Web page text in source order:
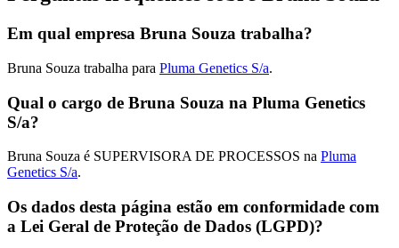
Em qual empresa Bruna Souza trabalha?
Bruna Souza trabalha para Pluma Genetics S/a.
Qual o cargo de Bruna Souza na Pluma Genetics
S/a?
Bruna Souza é SUPERVISORA DE PROCESSOS na Pluma
Genetics S/a.
Os dados desta página estão em conformidade com
a Lei Geral de Proteção de Dados (LGPD)?